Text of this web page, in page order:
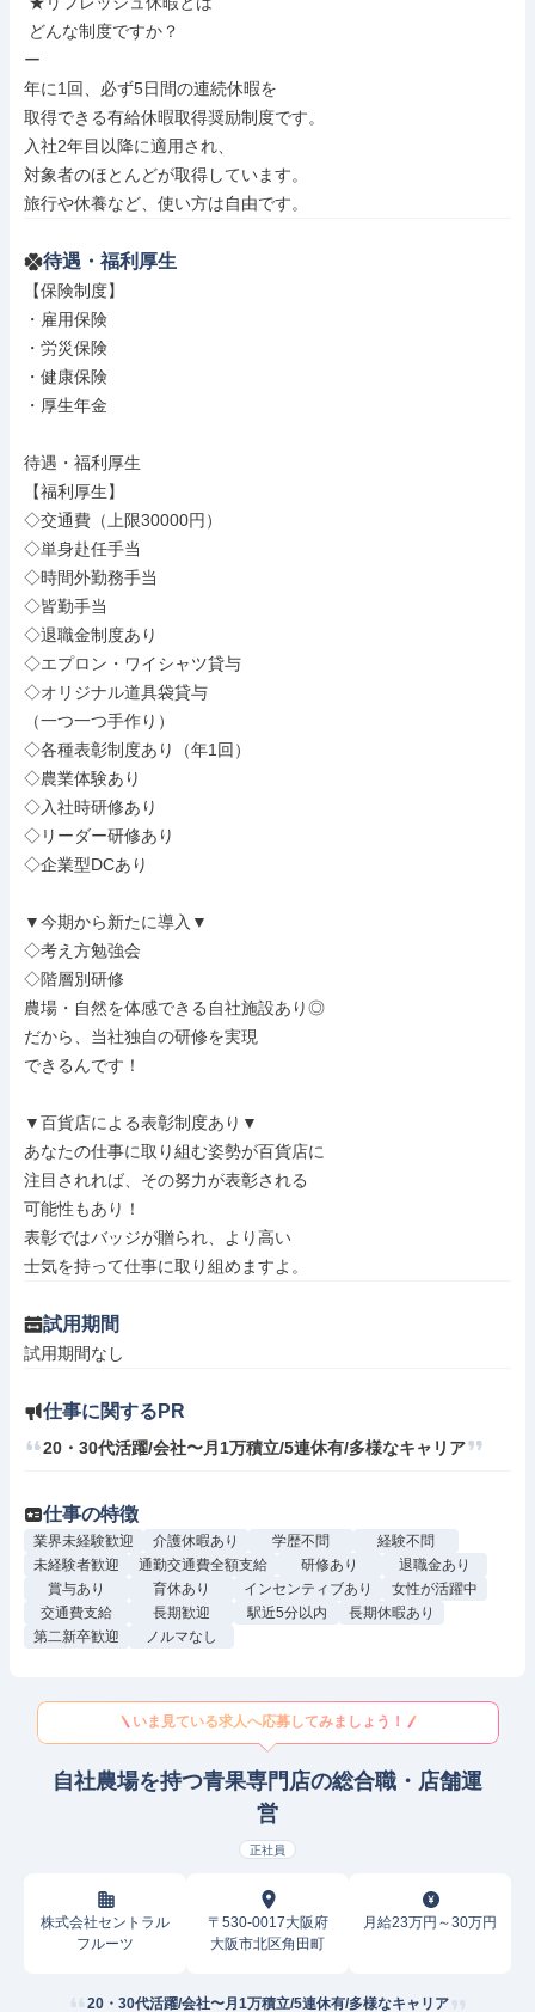
ー
年に1回、必ず5日間の連続休暇を
取得できる有給休暇取得奨励制度です。
入社2年目以降に適用され、
対象者のほとんどが取得しています。
旅行や休養など、使い方は自由です。
待遇・福利厚生
【保険制度】
・雇用保険
・労災保険
・健康保険
・厚生年金
待遇・福利厚生
【福利厚生】
◇交通費（上限30000円）
◇単身赴任手当
◇時間外勤務手当
◇皆勤手当
◇退職金制度あり
◇エプロン・ワイシャツ貸与
◇オリジナル道具袋貸与
（一つ一つ手作り）
◇各種表彰制度あり（年1回）
◇農業体験あり
◇入社時研修あり
◇リーダー研修あり
◇企業型DCあり
▼今期から新たに導入▼
◇考え方勉強会
◇階層別研修
農場・自然を体感できる自社施設あり◎
だから、当社独自の研修を実現
できるんです！
▼百貨店による表彰制度あり▼
あなたの仕事に取り組む姿勢が百貨店に
注目されれば、その努力が表彰される
可能性もあり！
表彰ではバッジが贈られ、より高い
士気を持って仕事に取り組めますよ。
試用期間
試用期間なし
仕事に関するPR
20・30代活躍/会社〜月1万積立/5連休有/多様なキャリア
仕事の特徴
業界未経験歓迎 介護休暇あり 学歴不問
経験不問
未経験者歓迎
通勤交通費全額支給 研修あり
退職金あり
賞与あり
育休あり インセンティブあり
女性が活躍中
交通費支給
長期歓迎 駅近5分以内
長期休暇あり
第二新卒歓迎
ノルマなし
いま見ている求人へ応募してみましょう！
自社農場を持つ青果専門店の総合職・店舗運
営
正社員
株式会社セントラル
フルーツ
〒530-0017大阪府
大阪市北区角田町
月給23万円～30万円
20・30代活躍/会社〜月1万積立/5連休有/多様なキャリア